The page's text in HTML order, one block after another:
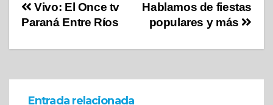
Hablamos de fiestas
populares y más
Vivo: El Once tv
Paraná Entre Ríos
Entrada relacionada